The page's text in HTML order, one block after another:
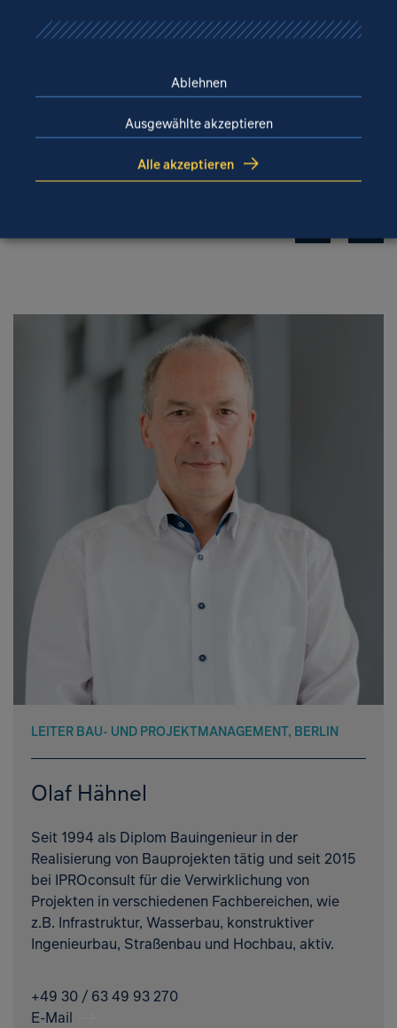
Wehr Lehnigksberg
LEITER BAU- UND PROJEKTMANAGEMENT, BERLIN
Olaf Hähnel
Seit 1994 als Diplom Bauingenieur in der
Realisierung von Bauprojekten tätig und seit 2015
bei IPROconsult für die Verwirklichung von
Projekten in verschiedenen Fachbereichen, wie
z.B. Infrastruktur, Wasserbau, konstruktiver
Ingenieurbau, Straßenbau und Hochbau, aktiv.
+49 30 / 63 49 93 270
E-Mail
Ablehnen
Ausgewählte akzeptieren
Alle akzeptieren